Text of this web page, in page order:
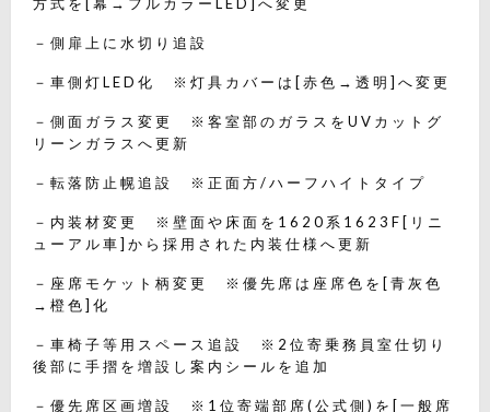
方式を[幕→フルカラーLED]へ変更
－側扉上に水切り追設
－車側灯LED化 ※灯具カバーは[赤色→透明]へ変更
－側面ガラス変更 ※客室部のガラスをUVカットグ
リーンガラスへ更新
－転落防止幌追設 ※正面方/ハーフハイトタイプ
－内装材変更 ※壁面や床面を1620系1623F[リニ
ューアル車]から採用された内装仕様へ更新
－座席モケット柄変更 ※優先席は座席色を[青灰色
→橙色]化
－車椅子等用スペース追設 ※2位寄乗務員室仕切り
後部に手摺を増設し案内シールを追加
－優先席区画増設 ※1位寄端部席(公式側)を[一般席